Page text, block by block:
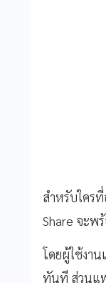
สำหรับใคร
Share จะพ
โดยผู้ใช้งา
ทันที ส่วนแฟ